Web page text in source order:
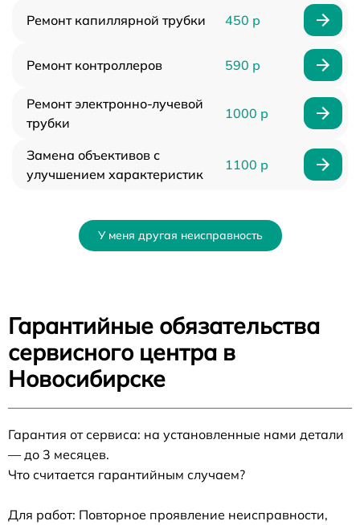
Ремонт капиллярной трубки 450 р
Ремонт контроллеров 590 р
Ремонт электронно-лучевой
трубки
1000 р
Замена объективов с
улучшением характеристик
1100 р
У меня другая неисправность
Гарантийные обязательства
сервисного центра в
Новосибирске
Гарантия от сервиса: на установленные нами детали
— до 3 месяцев.
Что считается гарантийным случаем?
Для работ: Повторное проявление неисправности,